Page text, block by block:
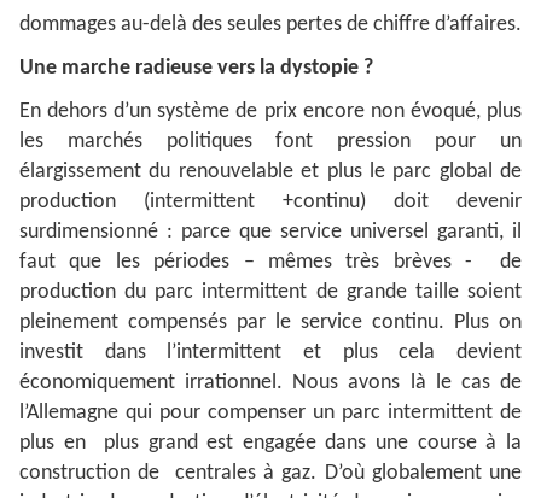
dommages au-delà des seules pertes de chiffre d’affaires.
Une marche radieuse vers la dystopie ?
En dehors d’un système de prix encore non évoqué, plus
les marchés politiques font pression pour un
élargissement du renouvelable et plus le parc global de
production (intermittent +continu) doit devenir
surdimensionné : parce que service universel garanti, il
faut que les périodes – mêmes très brèves - de
production du parc intermittent de grande taille soient
pleinement compensés par le service continu. Plus on
investit dans l’intermittent et plus cela devient
économiquement irrationnel. Nous avons là le cas de
l’Allemagne qui pour compenser un parc intermittent de
plus en plus grand est engagée dans une course à la
construction de centrales à gaz. D’où globalement une